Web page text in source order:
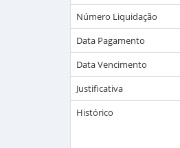
Número Liquidação
Data Pagamento
Data Vencimento
Justificativa
Histórico